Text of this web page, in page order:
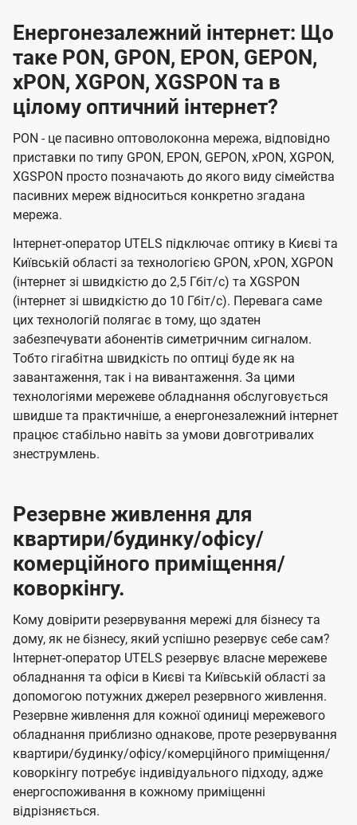
Енергонезалежний інтернет: Що
таке PON, GPON, EPON, GEPON,
xPON, XGPON, XGSPON та в
цілому оптичний інтернет?
PON - це пасивно оптоволоконна мережа, відповідно
приставки по типу GPON, EPON, GEPON, xPON, XGPON,
XGSPON просто позначають до якого виду сімейства
пасивних мереж відноситься конкретно згадана
мережа.
Інтернет-оператор UTELS підключає оптику в Києві та
Київській області за технологією GPON, xPON, XGPON
(інтернет зі швидкістю до 2,5 Гбіт/с) та XGSPON
(інтернет зі швидкістю до 10 Гбіт/с). Перевага саме
цих технологій полягає в тому, що здатен
забезпечувати абонентів симетричним сигналом.
Тобто гігабітна швидкість по оптиці буде як на
завантаження, так і на вивантаження. За цими
технологіями мережеве обладнання обслуговується
швидше та практичніше, а енергонезалежний інтернет
працює стабільно навіть за умови довготривалих
знеструмлень.
Резервне живлення для
квартири/будинку/офісу/
комерційного приміщення/
коворкінгу.
Кому довірити резервування мережі для бізнесу та
дому, як не бізнесу, який успішно резервує себе сам?
Інтернет-оператор UTELS резервує власне мережеве
обладнання та офіси в Києві та Київській області за
допомогою потужних джерел резервного живлення.
Резервне живлення для кожної одиниці мережевого
обладнання приблизно однакове, проте резервування
квартири/будинку/офісу/комерційного приміщення/
коворкінгу потребує індивідуального підходу, адже
енергоспоживання в кожному приміщенні
відрізняється.